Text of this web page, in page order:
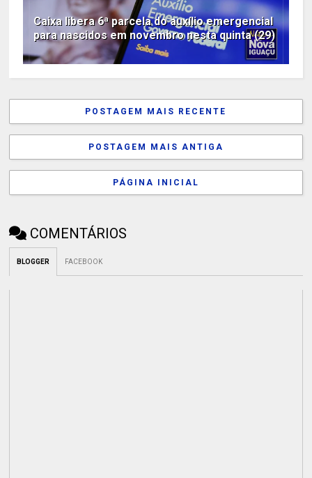
Caixa libera 6ª parcela do auxílio emergencial
para nascidos em novembro nesta quinta (29)
POSTAGEM MAIS RECENTE
POSTAGEM MAIS ANTIGA
PÁGINA INICIAL
COMENTÁRIOS
BLOGGER FACEBOOK